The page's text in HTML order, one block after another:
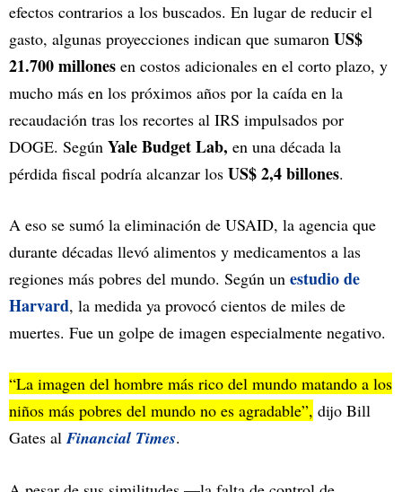
efectos contrarios a los buscados. En lugar de reducir el
gasto, algunas proyecciones indican que sumaron US$
21.700 millones en costos adicionales en el corto plazo, y
mucho más en los próximos años por la caída en la
recaudación tras los recortes al IRS impulsados por
DOGE. Según Yale Budget Lab, en una década la
pérdida fiscal podría alcanzar los US$ 2,4 billones.
A eso se sumó la eliminación de USAID, la agencia que
durante décadas llevó alimentos y medicamentos a las
regiones más pobres del mundo. Según un estudio de
Harvard, la medida ya provocó cientos de miles de
muertes. Fue un golpe de imagen especialmente negativo.
“La imagen del hombre más rico del mundo matando a los
niños más pobres del mundo no es agradable”, dijo Bill
Gates al Financial Times.